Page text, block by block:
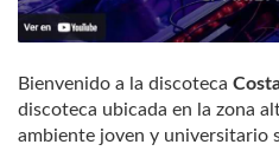
Bienvenido a la discoteca
discoteca ubicada en la zona
ambiente joven y universitario